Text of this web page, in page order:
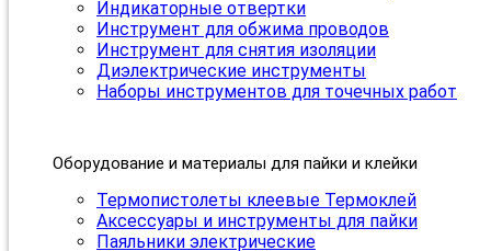
Индикаторные отвертки
Инструмент для обжима проводов
Инструмент для снятия изоляции
Диэлектрические инструменты
Наборы инструментов для точечных работ
Оборудование и материалы для пайки и клейки
Термопистолеты клеевые Термоклей
Аксессуары и инструменты для пайки
Паяльники электрические